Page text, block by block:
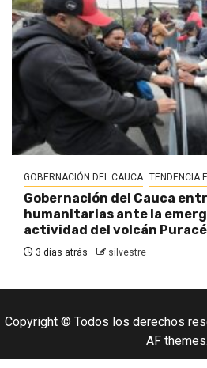
GOBERNACIÓN DEL CAUCA TENDENCIA
Gobernación del Cauca
humanitarias ante la
actividad del volcán Puracé
3 días atrás silvestre
Copyright © Todos los derechos
AF themes.